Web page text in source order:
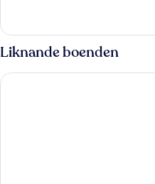
Guest)
Solo
Capsule
(For
Guest)
Liknande boenden
CABINN Copenhagen